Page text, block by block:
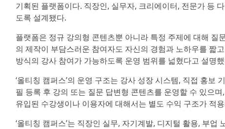
기획된 플랫폼이다. 직장인, 실무자, 크리에이터, 전문가 등
도록 설계됐다.
플랫폼은 정규 강의형 콘텐츠뿐 아니라 특정 주제에 대해
의 제작이 부담스러운 참여자도 자신의 경험과 노하우를 짧
방식의 강사 참여가 가능하도록 운영 범위를 넓혔다고 설명
‘올티칭 캠퍼스’의 운영 구조는 강사 성장 시스템, 직접 홍
필 등록 후 강의 또는 질문 답변형 콘텐츠를 운영할 수 있으
유입된 수강생이나 이용자에 대해서는 별도 수익 구조가 적
‘올티칭 캠퍼스’는 직장인 실무, 자기계발, 디지털 활용, 부